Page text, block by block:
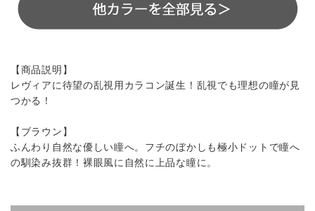
【商品説明】
レヴィアに待望の乱視用カラコン誕生！乱視でも理想の瞳が見
つかる！
【ブラウン】
ふんわり自然な優しい瞳へ。フチのぼかしも極小ドットで瞳へ
の馴染み抜群！裸眼風に自然に上品な瞳に。